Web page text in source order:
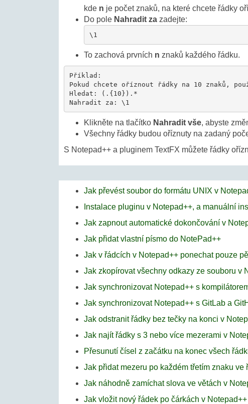
kde n je počet znaků, na které chcete řádky
Do pole Nahradit za zadejte:
\1
To zachová prvních n znaků každého řádku.
Příklad:
Pokud chcete oříznout řádky na 10 znaků,
Hledat: (.{10}).*
Nahradit za: \1
Klikněte na tlačítko Nahradit vše, abyste
Všechny řádky budou oříznuty na zadaný
S Notepad++ a pluginem TextFX můžete řádky
Jak převést soubor do formátu UNIX v
Instalace pluginu v Notepad++, a manuální
Jak zapnout automatické dokončování v
Jak přidat vlastní písmo do NotePad++
Jak v řádcích v Notepad++ ponechat pouze
Jak zkopírovat všechny odkazy ze souboru v
Jak synchronizovat Notepad++ s
Jak synchronizovat Notepad++ s GitLab a
Jak odstranit řádky bez tečky na konci v
Jak najít řádky s 3 nebo více mezerami v
Přesunutí čísel z začátku na konec všech
Jak přidat mezeru po každém třetím znaku ve
Jak náhodně zamíchat slova ve větách v
Jak vložit nový řádek po čárkách v Notepad++